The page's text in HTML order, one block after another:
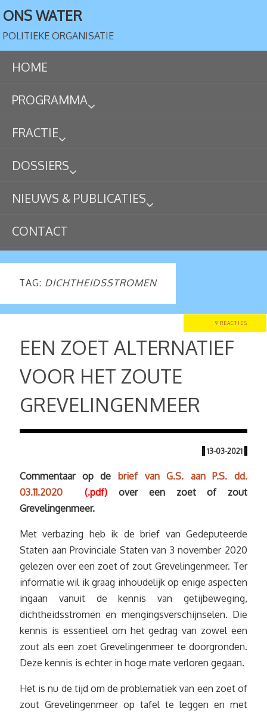
ONS WATER
POLITIEKE ORGANISATIE
HOME
PROGRAMMA
FRACTIE
DOSSIERS
NIEUWS & PUBLICATIES
CONTACT
TAG: DICHTHEIDSSTROMEN
9 REACTIES
EEN ZOET ALTERNATIEF
VOOR HET ZOUTE
GREVELINGENMEER
| 13-03-2021 |
Commentaar op de brief van G.S. aan P.S. dd.
03.11.2020 (.pdf)over een zoet of zout
Grevelingenmeer.
Met verbazing heb ik de brief van Gedeputeerde
Staten aan Provinciale Staten van 3 november 2020
gelezen over een zoet of zout Grevelingenmeer. Ter
informatie wil ik graag inhoudelijk op enige aspecten
ingaan vanuit de kennis van getijbeweging,
dichtheidsstromen en mengingsverschijnselen. Die
kennis is essentieel om het gedrag van zowel een
zout als een zoet Grevelingenmeer te doorgronden.
Deze kennis is echter in hoge mate verloren gegaan.
Het is nu de tijd om de problematiek van een zoet of
zout Grevelingenmeer op tafel te leggen en met